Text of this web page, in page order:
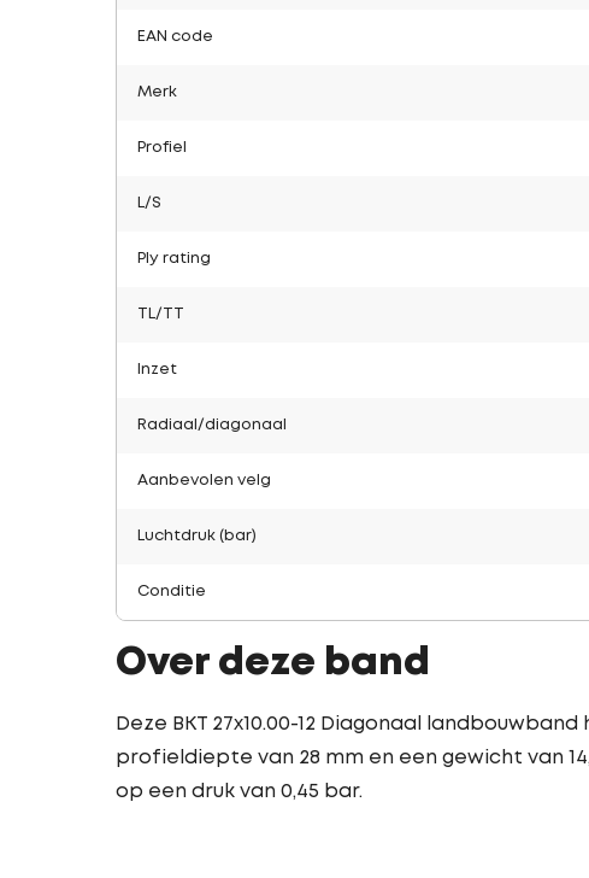
EAN code
Merk
Profiel
L/S
Ply rating
TL/TT
Inzet
Radiaal/diagonaal
Aanbevolen velg
Luchtdruk (bar)
Conditie
Over deze band
Deze BKT 27x10.00-12 Diagonaal
profieldiepte van 28 mm en een gewicht van
op een druk van 0,45 bar.